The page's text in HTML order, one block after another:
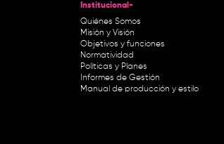
Institucional-
Quiénes Somos
Misión y Visión
Objetivos y funciones
Normatividad
Políticas y Planes
Informes de Gestión
Manual de producción y estilo